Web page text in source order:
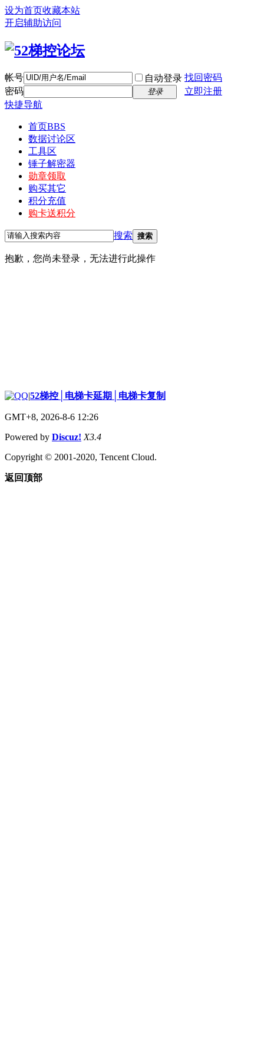
设为首页收藏本站
开启辅助访问
帐号 自动登录 找回密码
密码
登录
立即注册
快捷导航
首页BBS
数据讨论区
工具区
锤子解密器
勋章领取
购买其它
积分充值
购卡送积分
搜索 搜索
抱歉，您尚未登录，无法进行此操作
|52梯控│电梯卡延期│电梯卡复制
GMT+8, 2026-8-6 12:26
Powered by Discuz! X3.4
Copyright © 2001-2020, Tencent Cloud.
返回顶部